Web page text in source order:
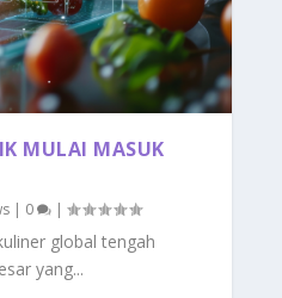
MULAI MASUK
| 0 |
global tengah
yang...